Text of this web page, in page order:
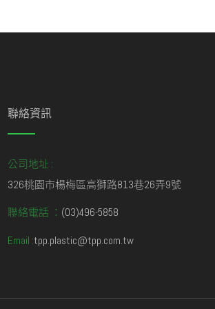
聯絡資訊
公司地址 :
326桃園市楊梅區高獅路813巷26弄9號
聯絡電話 ： (03)496-5858
Email :tpp.plastic@tpp.com.tw